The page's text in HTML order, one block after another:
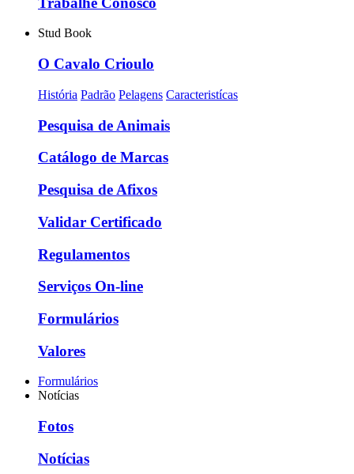
Stud Book
O Cavalo Crioulo
História Padrão Pelagens Caracteristícas
Pesquisa de Animais
Catálogo de Marcas
Pesquisa de Afixos
Validar Certificado
Regulamentos
Serviços On-line
Formulários
Valores
Formulários
Notícias
Fotos
Notícias